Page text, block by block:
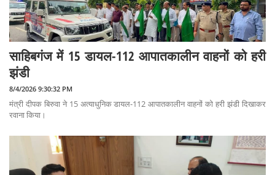
साहिबगंज में 15 डायल-112 आपातकालीन वाहनों को हरी
झंडी
8/4/2026 9:30:32 PM
मंत्री दीपक बिरुवा ने 15 अत्याधुनिक डायल-112 आपातकालीन वाहनों को हरी झंडी दिखाकर
रवाना किया।